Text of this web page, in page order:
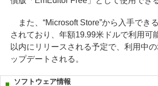
また、“Microsoft Store”から入手でき
されており、年額19.99米ドルで利用可
以内にリリースされる予定で、利用中
ップデートされる。
ソフトウェア情報